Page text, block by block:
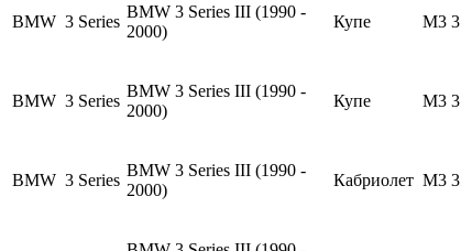
BMW 3 Series
BMW 3 Series III (1990 -
2000)
Купе M3
BMW 3 Series
BMW 3 Series III (1990 -
2000)
Купе M3
BMW 3 Series
BMW 3 Series III (1990 -
2000)
Кабриолет M3